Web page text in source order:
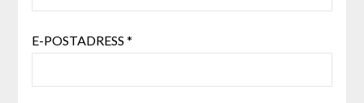
E-POSTADRESS *